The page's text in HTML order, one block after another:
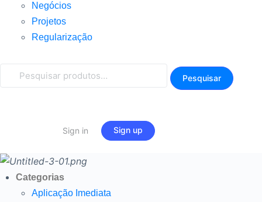
Negócios
Projetos
Regularização
Pesquisar
Pesquisar
Sign in Sign up
Categorias
Aplicação Imediata